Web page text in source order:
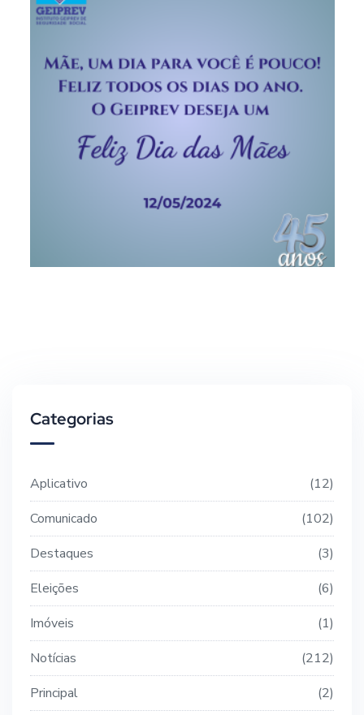
Categorias
Aplicativo
12
Comunicado
102
Destaques
3
Eleições
6
Imóveis
1
Notícias
212
Principal
2